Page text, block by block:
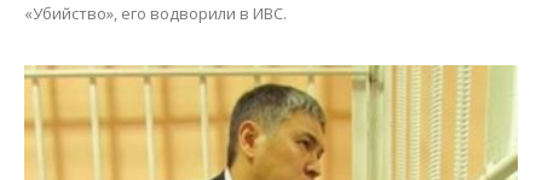
«Убийство», его водворили в ИВС.